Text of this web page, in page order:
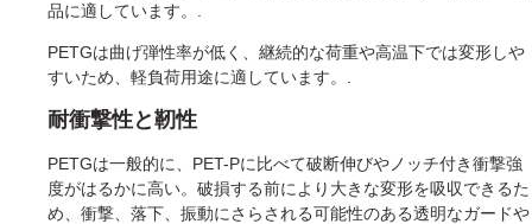
品に適しています。.
PETGは曲げ弾性率が低く、継続的な荷重や高温下では変形しや
すいため、軽負荷用途に適しています。.
耐衝撃性と靭性
PETGは一般的に、PET-Pに比べて破断伸びやノッチ付き衝撃強
度がはるかに高い。破損する前により大きな変形を吸収できるた
め、衝撃、落下、振動にさらされる可能性のある透明なガードや